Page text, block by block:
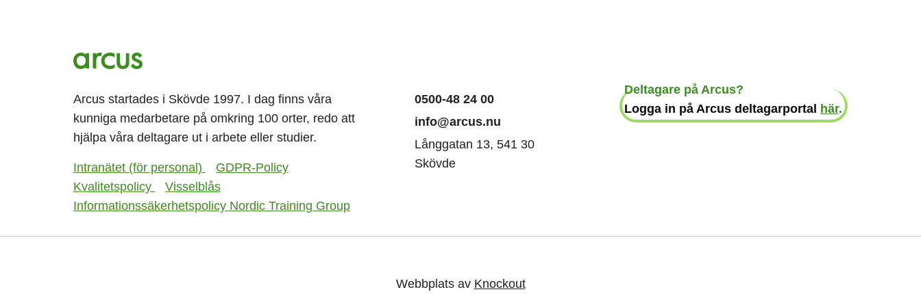
Arcus startades i Skövde 1997. I dag finns våra
kunniga medarbetare på omkring 100 orter, redo att
hjälpa våra deltagare ut i arbete eller studier.
Intranätet (för personal)
GDPR-Policy
Kvalitetspolicy
Visselblås
Informationssäkerhetspolicy Nordic Training Group
0500-48 24 00
info@arcus.nu
Långgatan 13, 541 30
Skövde
Deltagare på Arcus?
Logga in på Arcus deltagarportal
här.
Webbplats av Knockout